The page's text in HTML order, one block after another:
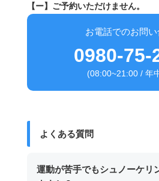
【ー】ご予約いただけません。
お電話でのお問
0980-75-
(08:00~21:00 / 年
よくある質問
運動が苦手でもシュノーケリ